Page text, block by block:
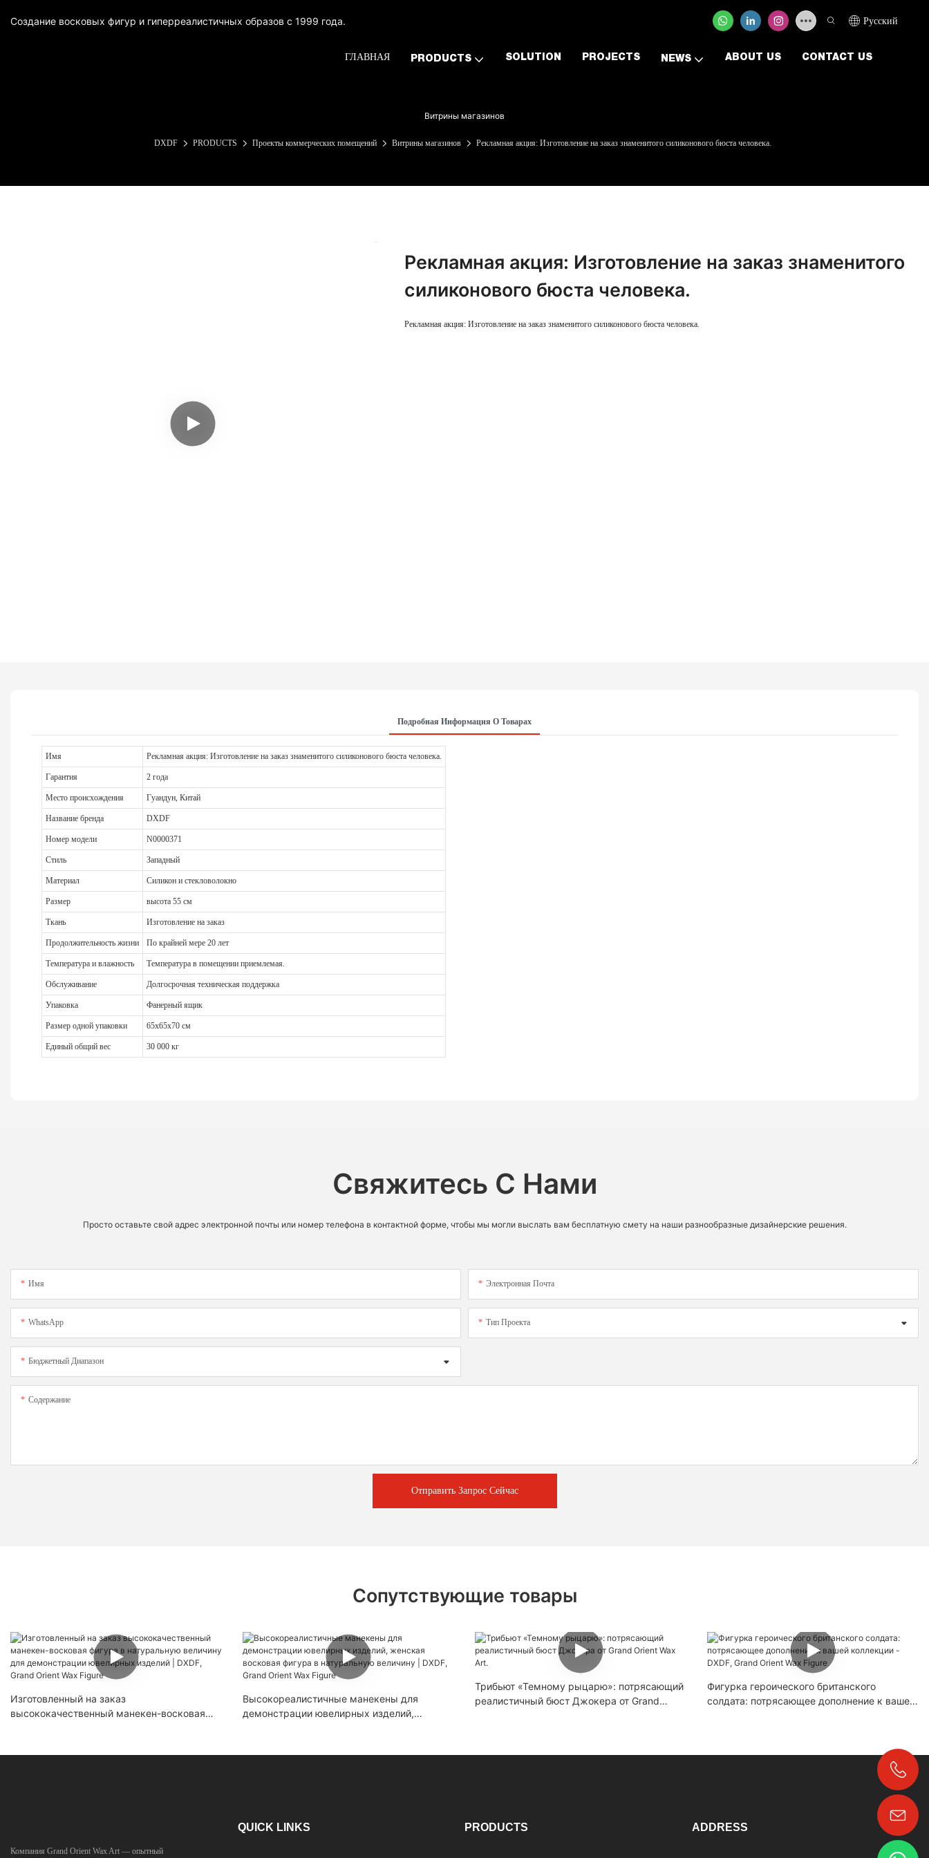
Создание восковых фигур и гиперреалистичных образов с 1999 года. Pусский
ГЛАВНАЯ PRODUCTS SOLUTION PROJECTS NEWS ABOUT US CONTACT US
Витрины магазинов
DXDF PRODUCTS Проекты коммерческих помещений Витрины магазинов Рекламная акция: Изготовление на заказ знаменитого силиконового бюста человека.
Рекламная акция: Изготовление на заказ знаменитого
силиконового бюста человека.
Рекламная акция: Изготовление на заказ знаменитого силиконового бюста человека.
Подробная Информация О Товарах
Имя Рекламная акция: Изготовление на заказ знаменитого силиконового бюста человека.
Гарантия 2 года
Место происхождения Гуандун, Китай
Название бренда DXDF
Номер модели N0000371
Стиль Западный
Материал Силикон и стекловолокно
Размер высота 55 см
Ткань Изготовление на заказ
Продолжительность жизни По крайней мере 20 лет
Температура и влажность Температура в помещении приемлемая.
Обслуживание Долгосрочная техническая поддержка
Упаковка Фанерный ящик
Размер одной упаковки 65х65х70 см
Единый общий вес 30 000 кг
Свяжитесь С Нами
Просто оставьте свой адрес электронной почты или номер телефона в контактной форме, чтобы мы могли выслать вам бесплатную смету на наши разнообразные дизайнерские решения.
Имя Электронная Почта
WhatsApp Тип Проекта
Бюджетный Диапазон
Содержание
Отправить Запрос Сейчас
Сопутствующие товары
Изготовленный на заказ
высококачественный манекен-восковая
Grand Orient Wax Figure
Высокореалистичные манекены для
демонстрации ювелирных изделий,
Трибьют «Темному рыцарю»: потрясающий
реалистичный бюст Джокера от Grand
Фигурка героического британского
солдата: потрясающее дополнение к вашей
Компания Grand Orient Wax Art — опытный
QUICK LINKS PRODUCTS ADDRESS